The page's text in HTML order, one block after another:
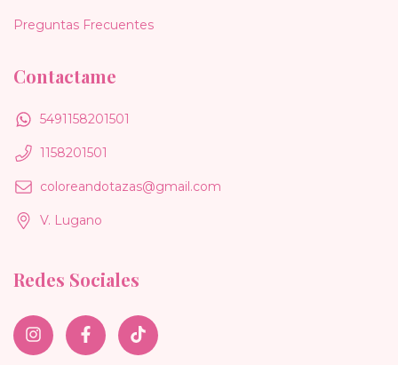
Preguntas Frecuentes
Contactame
5491158201501
1158201501
coloreandotazas@gmail.com
V. Lugano
Redes Sociales